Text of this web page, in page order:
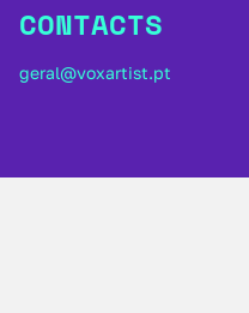
CONTACTS
geral@voxartist.pt